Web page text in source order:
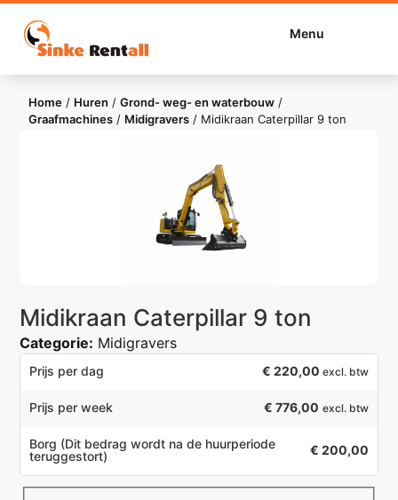
Menu
Home / Huren /Grond- weg- en waterbouw /
Graafmachines / Midigravers / Midikraan Caterpillar 9 ton
Midikraan Caterpillar 9 ton
Categorie: Midigravers
Prijs per dag € 220,00 excl. btw
Prijs per week € 776,00 excl. btw
Borg (Dit bedrag wordt na de huurperiode
teruggestort)
€ 200,00